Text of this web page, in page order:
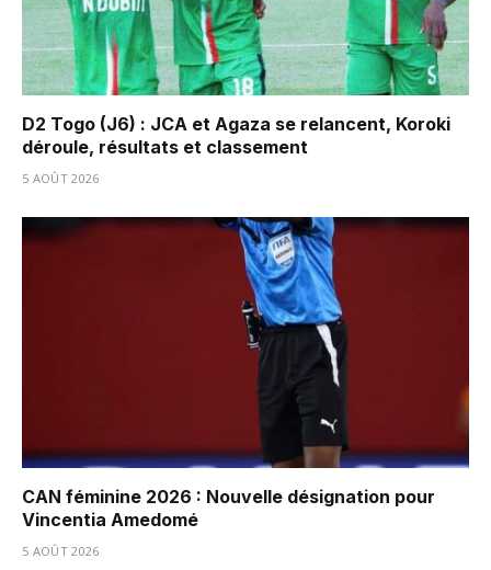
D2 Togo (J6) : JCA et Agaza se relancent, Koroki
déroule, résultats et classement
5 AOÛT 2026
CAN féminine 2026 : Nouvelle désignation pour
Vincentia Amedomé
5 AOÛT 2026